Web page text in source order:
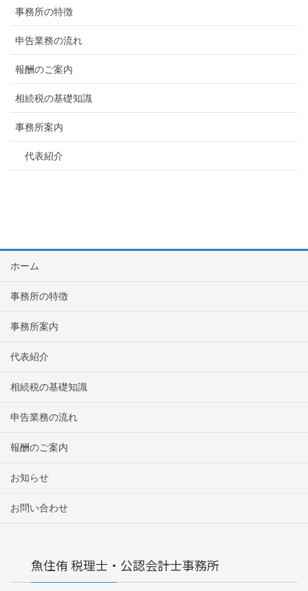
事務所の特徴
申告業務の流れ
報酬のご案内
相続税の基礎知識
事務所案内
代表紹介
ホーム
事務所の特徴
事務所案内
代表紹介
相続税の基礎知識
申告業務の流れ
報酬のご案内
お知らせ
お問い合わせ
魚住侑 税理士・公認会計士事務所